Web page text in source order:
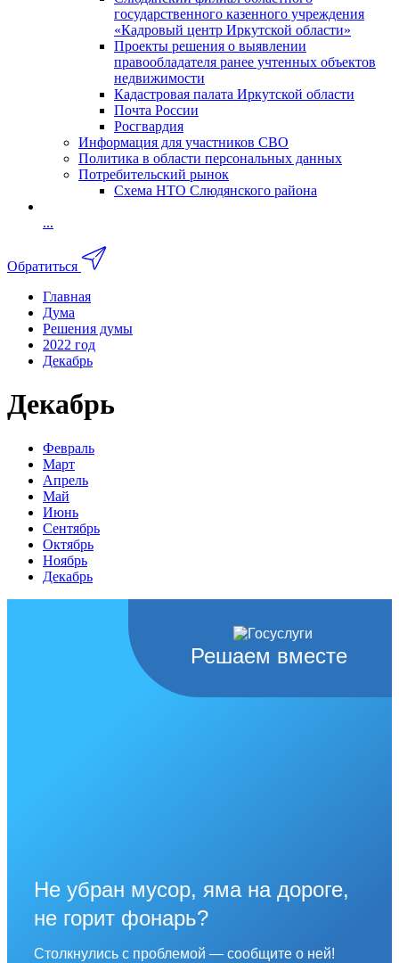
государственного казенного учреждения
«Кадровый центр Иркутской области»
Проекты решения о выявлении
правообладателя ранее учтенных объектов
недвижимости
Кадастровая палата Иркутской области
Почта России
Росгвардия
Информация для участников СВО
Политика в области персональных данных
Потребительский рынок
Схема НТО Слюдянского района
...
Обратиться
Главная
Дума
Решения думы
2022 год
Декабрь
Декабрь
Февраль
Март
Апрель
Май
Июнь
Сентябрь
Октябрь
Ноябрь
Декабрь
Решаем вместе
Не убран мусор, яма на дороге,
не горит фонарь?
Столкнулись с проблемой — сообщите о ней!